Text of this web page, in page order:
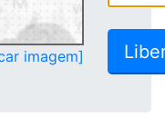
imagem]